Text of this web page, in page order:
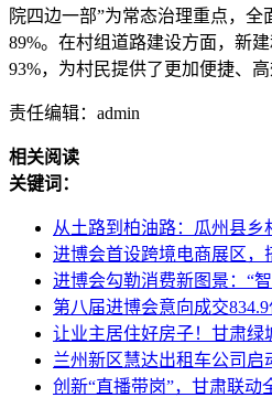
院四边一部”为常态治理重点，
89%。在村组道路建设方面，新
93%，为村民提供了更加便捷、高
责任编辑：admin
相关阅读
关键词：
从土路到柏油路：瓜州县
进博会首设跨境电商展区，
进博会勾勒消费新图景：“
第八届进博会意向成交
让业主居住好房子！甘肃绿
兰州新区慧达出租车公司
创新“直播带岗”，甘肃联动